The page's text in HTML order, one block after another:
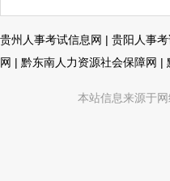
贵州人事考试信息网 | 贵阳人事考
网 | 黔东南人力资源社会保障网 |
本站信息来源于